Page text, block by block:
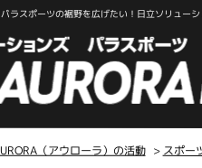
ラスポーツの裾野を広げたい！日立ソリュー
（アウローラ）の活動 > スポー